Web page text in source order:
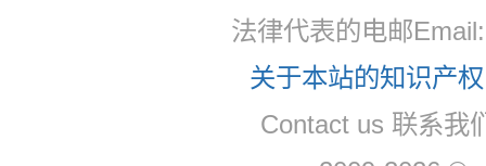
法律代表的电邮
关于本站的知识产
Contact us 联系我